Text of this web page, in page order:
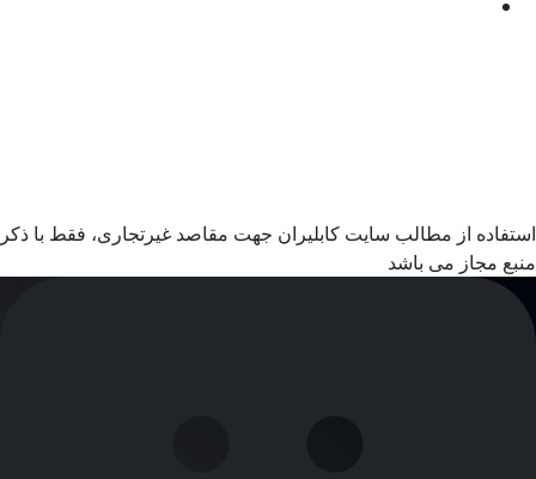
استفاده از مطالب سایت کابلیران جهت مقاصد غیرتجاری، فقط با ذکر
منبع مجاز می باشد